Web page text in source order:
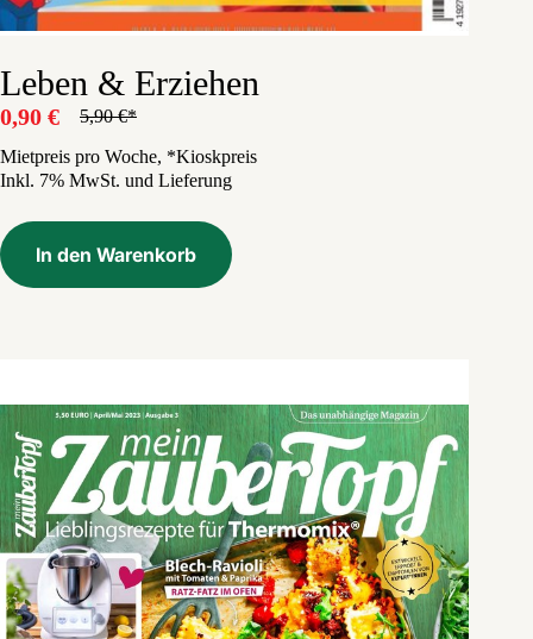
Leben & Erziehen
5,90€
Ursprünglicher
Preis
war:
0,90 €
Aktueller
Preis
ist:
Mietpreis pro Woche, *Kioskpreis
Inkl. 7% MwSt. und Lieferung
In den Warenkorb